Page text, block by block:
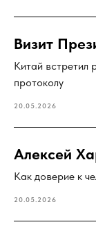
Визит
Китай встретил
протоколу
20.05.2026
Алексей
Как доверие к
20.05.2026